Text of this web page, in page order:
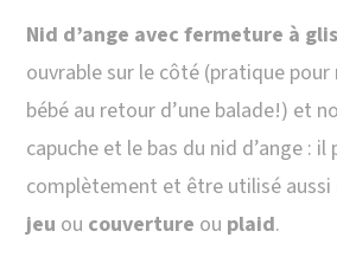
Nid d’ange avec fermeture à
ouvrable sur le côté (pratique pour
bébé au retour d’une balade!) et
capuche et le bas du nid d’ange : il
complètement et être utilisé aussi
jeu ou couverture ou plaid.